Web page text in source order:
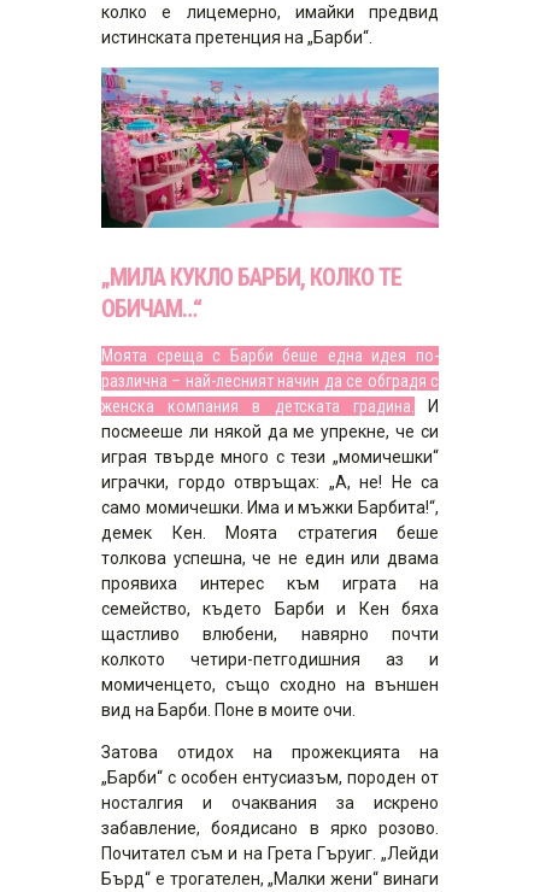
колко е лицемерно, имайки предвид
истинската претенция на „Барби“.
„МИЛА КУКЛО БАРБИ, КОЛКО ТЕ
ОБИЧАМ…“
Моята среща с Барби беше една идея по-
различна – най-лесният начин да се обградя с
женска компания в детската градина. И
посмееше ли някой да ме упрекне, че си
играя твърде много с тези „момичешки“
играчки, гордо отвръщах: „А, не! Не са
само момичешки. Има и мъжки Барбита!“,
демек Кен. Моята стратегия беше
толкова успешна, че не един или двама
проявиха интерес към играта на
семейство, където Барби и Кен бяха
щастливо влюбени, навярно почти
колкото четири-петгодишния аз и
момиченцето, също сходно на външен
вид на Барби. Поне в моите очи.
Затова отидох на прожекцията на
„Барби“ с особен ентусиазъм, породен от
носталгия и очаквания за искрено
забавление, боядисано в ярко розово.
Почитател съм и на Грета Гъруиг. „Лейди
Бърд“ е трогателен, „Малки жени“ винаги